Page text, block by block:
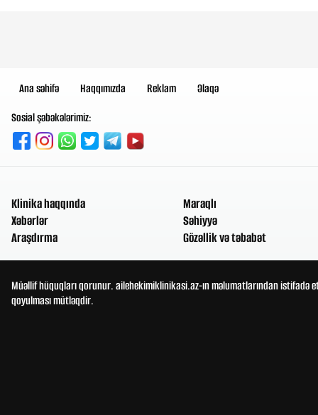
Ana səhifə Haqqımızda Reklam
Əlaqə
Sosial şəbəkələrimiz:
Klinika haqqında
Xəbərlər
Araşdırma
Maraqlı
Səhiyyə
Gözəllik və təbabət
Müəllif hüquqları qorunur. ailehekimiklinikasi.az-ın məlumatlarından
qoyulması mütləqdir.